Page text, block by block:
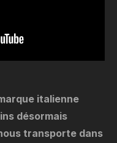
italienne
désormais
transporte dans